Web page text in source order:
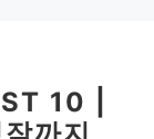
10 |